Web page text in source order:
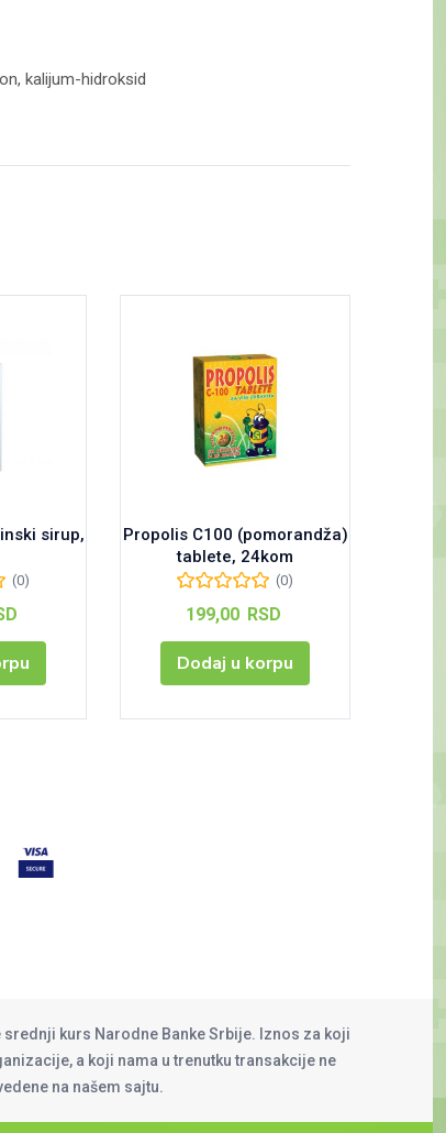
kalijum-hidroksid
sirup,
(0)
Propolis C100 (pomorandža)
tablete, 24kom
(0)
199,00 RSD
Dodaj u korpu
kurs Narodne Banke Srbije. Iznos za koji
a koji nama u trenutku transakcije ne
na našem sajtu.